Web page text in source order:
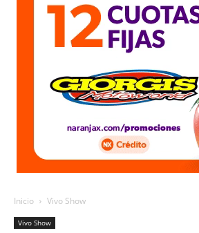
Inicio Vivo Show
Vivo Show